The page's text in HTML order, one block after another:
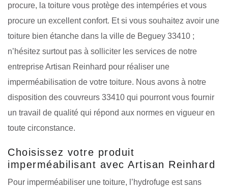
procure, la toiture vous protège des intempéries et vous
procure un excellent confort. Et si vous souhaitez avoir une
toiture bien étanche dans la ville de Beguey 33410 ;
n’hésitez surtout pas à solliciter les services de notre
entreprise Artisan Reinhard pour réaliser une
imperméabilisation de votre toiture. Nous avons à notre
disposition des couvreurs 33410 qui pourront vous fournir
un travail de qualité qui répond aux normes en vigueur en
toute circonstance.
Choisissez votre produit
imperméabilisant avec Artisan Reinhard
Pour imperméabiliser une toiture, l’hydrofuge est sans